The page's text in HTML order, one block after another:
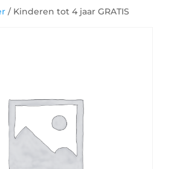
/ Kinderen tot 4 jaar GRATIS